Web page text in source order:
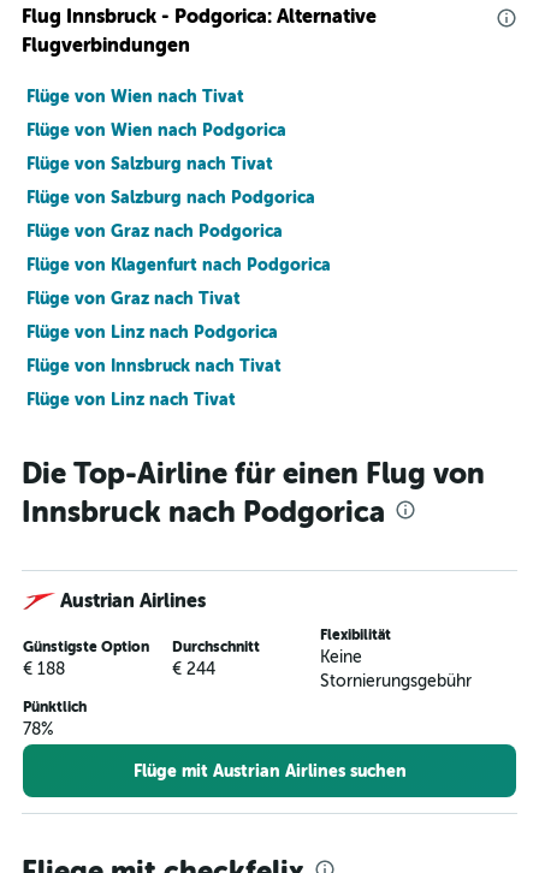
Flug Innsbruck - Podgorica: Alternative
Flugverbindungen
Flüge von Wien nach Tivat
Flüge von Wien nach Podgorica
Flüge von Salzburg nach Tivat
Flüge von Salzburg nach Podgorica
Flüge von Graz nach Podgorica
Flüge von Klagenfurt nach Podgorica
Flüge von Graz nach Tivat
Flüge von Linz nach Podgorica
Flüge von Innsbruck nach Tivat
Flüge von Linz nach Tivat
Die Top-Airline für einen Flug von
Innsbruck nach Podgorica
Austrian Airlines
Günstigste Option
€ 188
Durchschnitt
€ 244
Flexibilität
Keine
Stornierungsgebühr
Pünktlich
78%
Flüge mit Austrian Airlines suchen